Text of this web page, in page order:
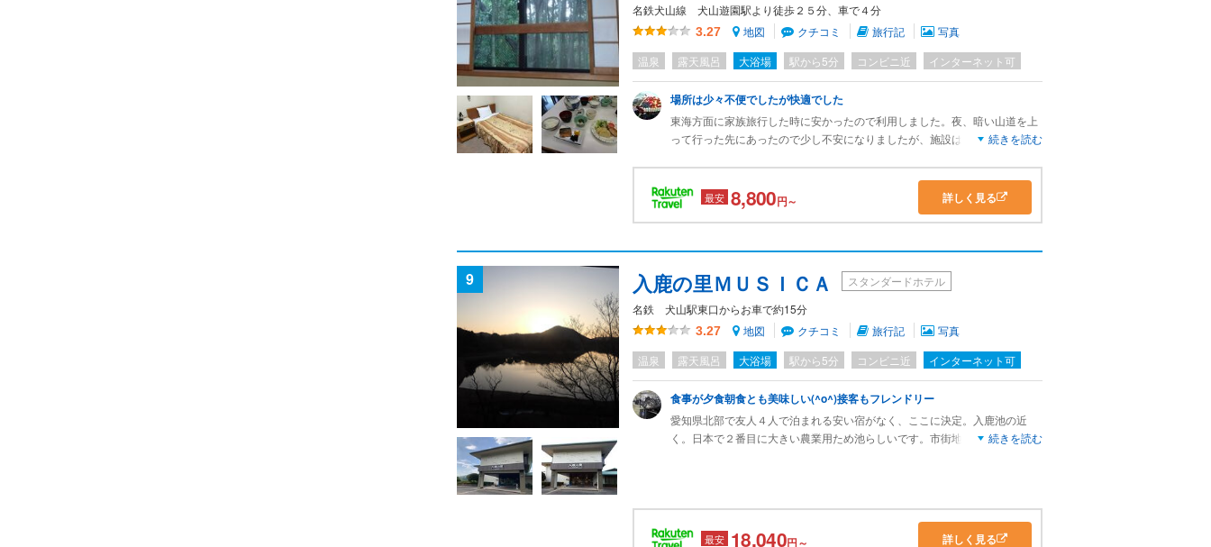
名鉄犬山線 犬山遊園駅より徒歩２５分、車で４分
3.27 地図 クチコミ 旅行記
写真
温泉
露天風呂 大浴場 駅から5分 コンビニ近 インターネット可
場所は少々不便でしたが快適でした
東海方面に家族旅行した時に安かったので利用しました。夜、暗い山道を上
って行った先にあったので少し不安になりましたが、施設はとてもきれいで
ご飯会場が賑わっていたのでご飯も美味しいのかも。
続きを読む
最安 8,800円～ 詳しく見る
9 入鹿の里ＭＵＳＩＣＡ
スタンダードホテル
名鉄 犬山駅東口からお車で約15分
3.27 地図 クチコミ 旅行記
写真
温泉
露天風呂 大浴場 駅から5分 コンビニ近 インターネット可
食事が夕食朝食とも美味しい(^o^)接客もフレンドリー
愛知県北部で友人４人で泊まれる安い宿がなく、ここに決定。入鹿池の近
く。日本で２番目に大きい農業用ため池らしいです。市街地から外れてます
方の食事で、これまた大変美味しかった。スタッフも最近の宿にしては大勢
おり、食事の際もきちんと気配りしてくれました。１人１万６千円は気持ち
続きを読む
最安 18,040円～ 詳しく見る